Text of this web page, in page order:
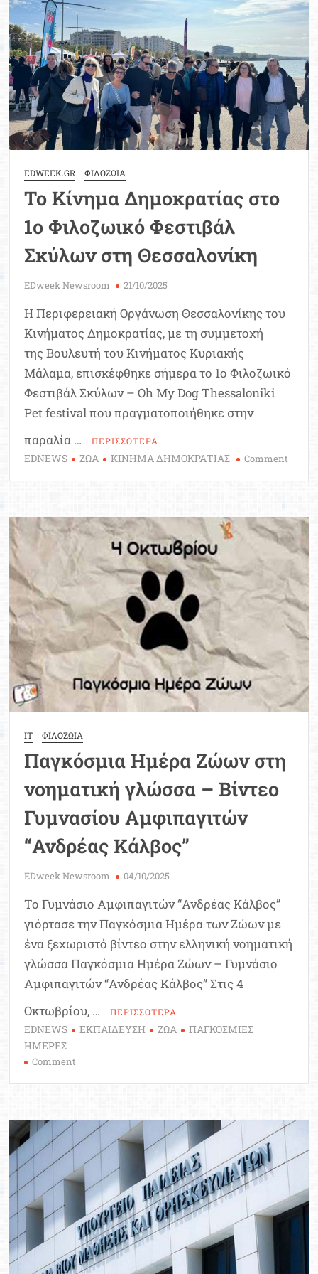
EDWEEK.GR ΦΙΛΟΖΩΙΑ
Το Κίνημα Δημοκρατίας στο
1ο Φιλοζωικό Φεστιβάλ
Σκύλων στη Θεσσαλονίκη
EDweek Newsroom 21/10/2025
Η Περιφερειακή Οργάνωση Θεσσαλονίκης του
Κινήματος Δημοκρατίας, με τη συμμετοχή
της Βουλευτή του Κινήματος Κυριακής
Μάλαμα, επισκέφθηκε σήμερα το 1ο Φιλοζωικό
Φεστιβάλ Σκύλων – Oh My Dog Thessaloniki
Pet festival που πραγματοποιήθηκε στην
παραλία …
ΠΕΡΙΣΣΟΤΕΡΑ
EDNEWS ΖΩΑ ΚΙΝΗΜΑ ΔΗΜΟΚΡΑΤΙΑΣ Comment
στο
1ο
στη
IT ΦΙΛΟΖΩΙΑ
Παγκόσμια Ημέρα Ζώων στη
νοηματική γλώσσα – Βίντεο
Γυμνασίου Αμφιπαγιτών
“Ανδρέας Κάλβος”
EDweek Newsroom 04/10/2025
Το Γυμνάσιο Αμφιπαγιτών “Ανδρέας Κάλβος”
γιόρτασε την Παγκόσμια Ημέρα των Ζώων με
ένα ξεχωριστό βίντεο στην ελληνική νοηματική
γλώσσα Παγκόσμια Ημέρα Ζώων – Γυμνάσιο
Αμφιπαγιτών “Ανδρέας Κάλβος” Στις 4
Οκτωβρίου, …
ΠΕΡΙΣΣΟΤΕΡΑ
EDNEWS ΕΚΠΑΙΔΕΥΣΗ ΖΩΑ
ΠΑΓΚΟΣΜΙΕΣ
ΗΜΕΡΕΣ
Comment
στη
νοηματική
γλώσσα
–
Βίντεο
Γυμνασίου
Αμφιπαγιτών
“Ανδρέας
Κάλβος”